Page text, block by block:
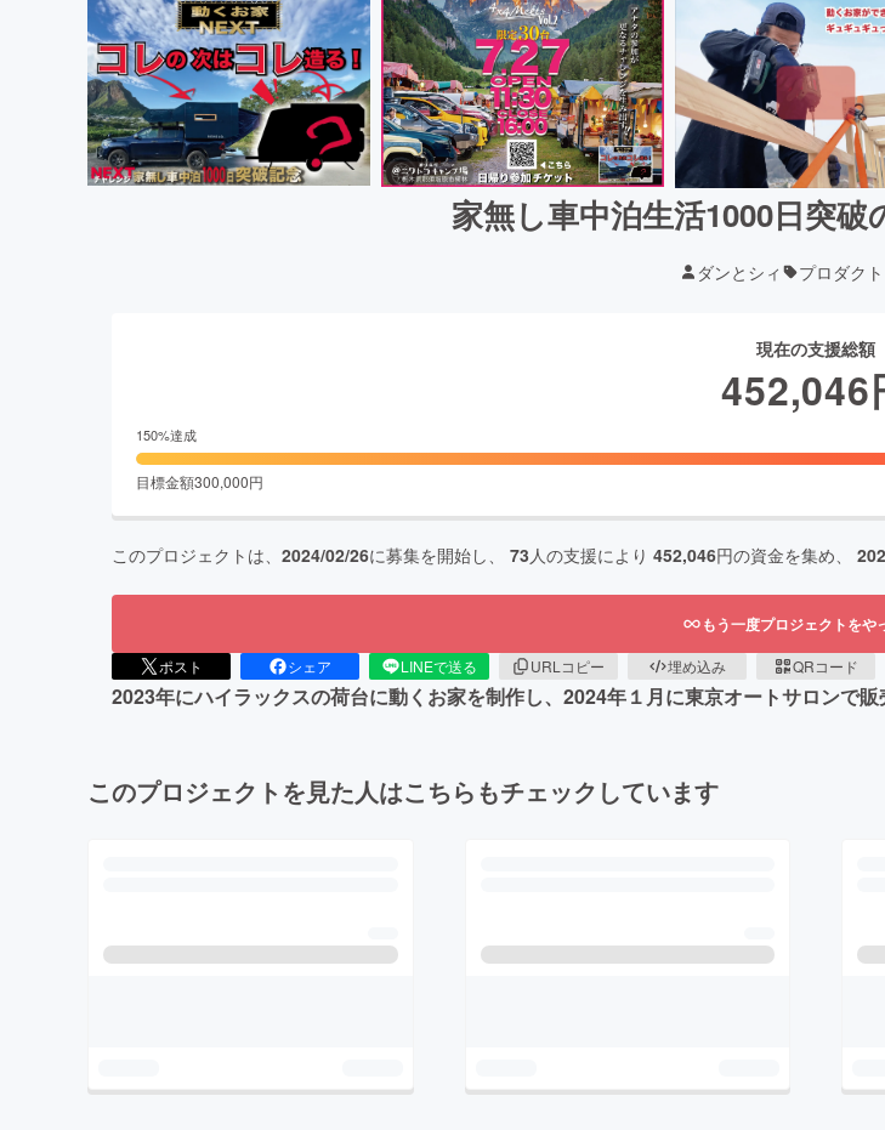
家無し車中泊生活1000日突破
ダンとシィ プロダクト
現在の支援総額
452,046
150%達成
目標金額300,000円
このプロジェクトは、 2024/02/26に募集を開始し、 73 人の支援により 452,046円の資金を集め、
もう一度プロジェクトをや
ポスト シェア LINEで送る URLコピー 埋め込み QRコード
2023年にハイラックスの荷台に動くお家を制作し、2024年１月に東京オートサロンで
このプロジェクトを見た人はこちらもチェックしています